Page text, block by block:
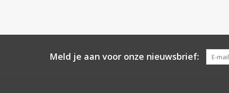
Meld je aan voor onze nieuwsbrief: